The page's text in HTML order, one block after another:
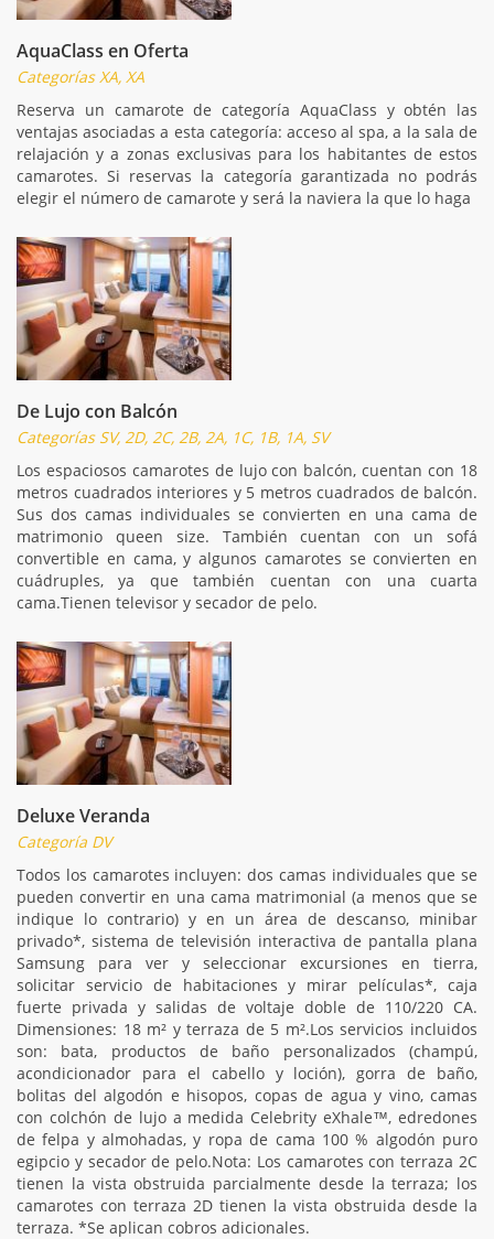
AquaClass en Oferta
Categorías XA, XA
Reserva un camarote de categoría AquaClass y obtén las
ventajas asociadas a esta categoría: acceso al spa, a la sala de
relajación y a zonas exclusivas para los habitantes de estos
camarotes. Si reservas la categoría garantizada no podrás
elegir el número de camarote y será la naviera la que lo haga
De Lujo con Balcón
Categorías SV, 2D, 2C, 2B, 2A, 1C, 1B, 1A, SV
Los espaciosos camarotes de lujo con balcón, cuentan con 18
metros cuadrados interiores y 5 metros cuadrados de balcón.
Sus dos camas individuales se convierten en una cama de
matrimonio queen size. También cuentan con un sofá
convertible en cama, y algunos camarotes se convierten en
cuádruples, ya que también cuentan con una cuarta
cama.Tienen televisor y secador de pelo.
Deluxe Veranda
Categoría DV
Todos los camarotes incluyen: dos camas individuales que se
pueden convertir en una cama matrimonial (a menos que se
indique lo contrario) y en un área de descanso, minibar
privado*, sistema de televisión interactiva de pantalla plana
Samsung para ver y seleccionar excursiones en tierra,
solicitar servicio de habitaciones y mirar películas*, caja
fuerte privada y salidas de voltaje doble de 110/220 CA.
Dimensiones: 18 m² y terraza de 5 m².Los servicios incluidos
son: bata, productos de baño personalizados (champú,
acondicionador para el cabello y loción), gorra de baño,
bolitas del algodón e hisopos, copas de agua y vino, camas
con colchón de lujo a medida Celebrity eXhale™, edredones
de felpa y almohadas, y ropa de cama 100 % algodón puro
egipcio y secador de pelo.Nota: Los camarotes con terraza 2C
tienen la vista obstruida parcialmente desde la terraza; los
camarotes con terraza 2D tienen la vista obstruida desde la
terraza. *Se aplican cobros adicionales.